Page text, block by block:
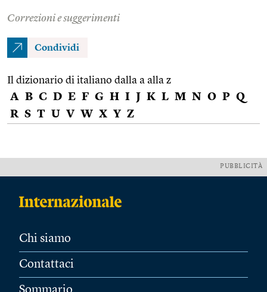
Correzioni e suggerimenti
Condividi
Il dizionario di italiano dalla a alla z
A B C D E F G H I J K L M N O P Q
R S T U V W X Y Z
PUBBLICITÀ
Chi siamo
Contattaci